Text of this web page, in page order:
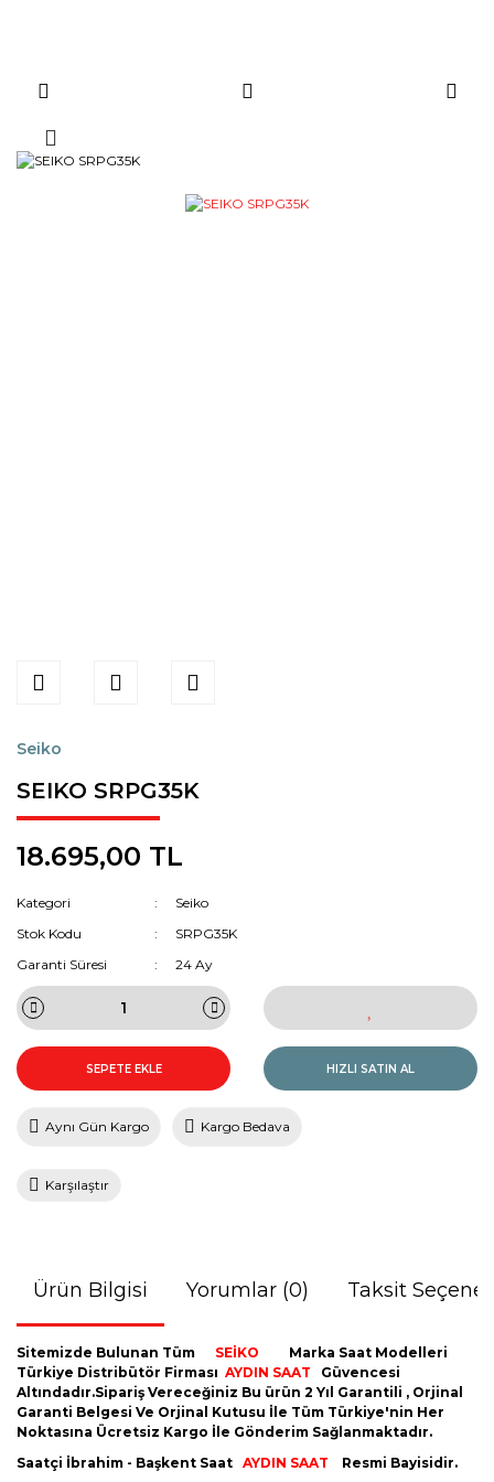
Seiko
SEIKO SRPG35K
18.695,00 TL
Kategori
Seiko
Stok Kodu
SRPG35K
Garanti Süresi
24 Ay
SEPETE EKLE HIZLI SATIN AL
Aynı Gün Kargo Kargo Bedava
Karşılaştır
Ürün Bilgisi Yorumlar (0) Taksit
Sitemizde Bulunan Tüm SEİKO
Marka Saat Modelleri
Türkiye Distribütör Firması AYDIN SAAT
Güvencesi
Altındadır.Sipariş Vereceğiniz Bu ürün 2 Yıl Garantili , Orjinal
Garanti Belgesi Ve Orjinal Kutusu İle Tüm Türkiye'nin Her
Noktasına Ücretsiz Kargo İle Gönderim Sağlanmaktadır.
Saatçi İbrahim - Başkent Saat AYDIN SAAT Resmi Bayisidir.